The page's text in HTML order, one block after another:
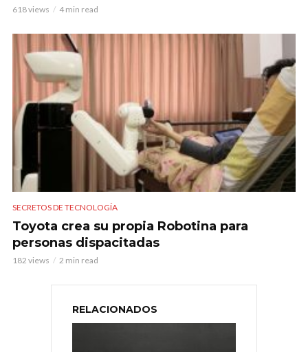
618 views 4 min read
SECRETOS DE TECNOLOGÍA
Toyota crea su propia Robotina para
personas dispacitadas
182 views 2 min read
RELACIONADOS